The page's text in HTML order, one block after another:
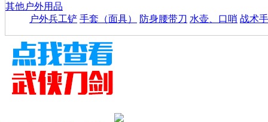
其他户外用品
户外兵工铲 手套（面具） 防身腰带刀 水壶、口哨 战术